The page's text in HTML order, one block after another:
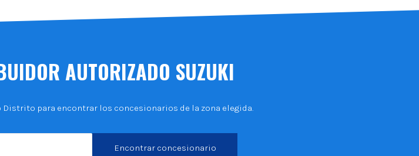
AUTORIZADO SUZUKI
para encontrar los concesionarios de la zona elegida.
Encontrar concesionario